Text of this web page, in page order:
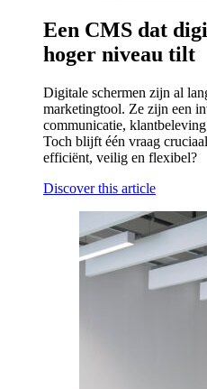
Een CMS dat
hoger niveau tilt
Digitale schermen zijn al
marketingtool. Ze zijn een
communicatie,
Toch blijft één vraag
efficiënt, veilig en flexibel?
Discover this article